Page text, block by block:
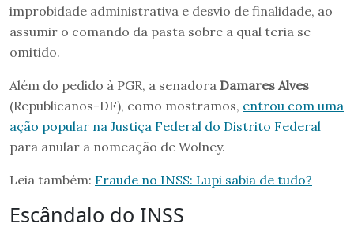
improbidade administrativa e desvio de finalidade, ao
assumir o comando da pasta sobre a qual teria se
omitido.
Além do pedido à PGR, a senadora Damares Alves
(Republicanos-DF), como mostramos, entrou com uma
ação popular na Justiça Federal do Distrito Federal
para anular a nomeação de Wolney.
Leia também: Fraude no INSS: Lupi sabia de tudo?
Escândalo do INSS